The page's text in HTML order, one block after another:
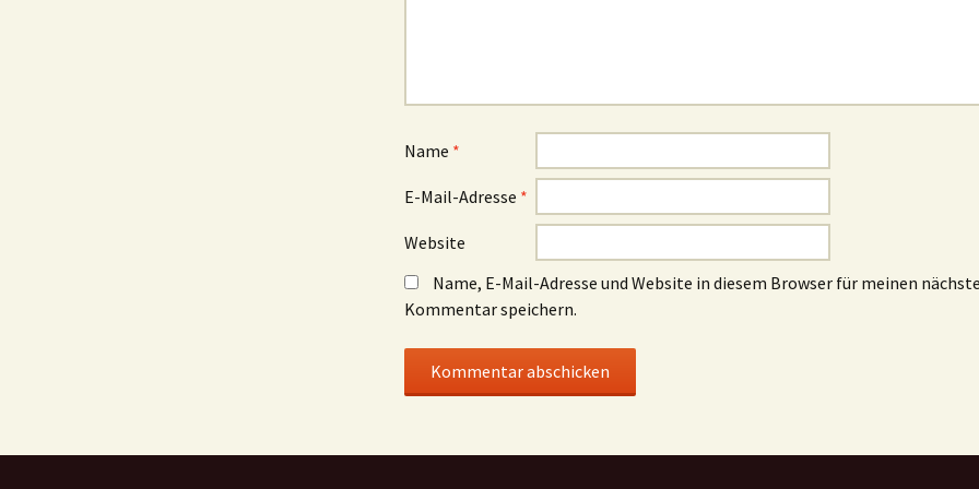
Name *
E-Mail-Adresse *
Website
Name, E-Mail-Adresse und Website in diesem Browser für meinen
Kommentar speichern.